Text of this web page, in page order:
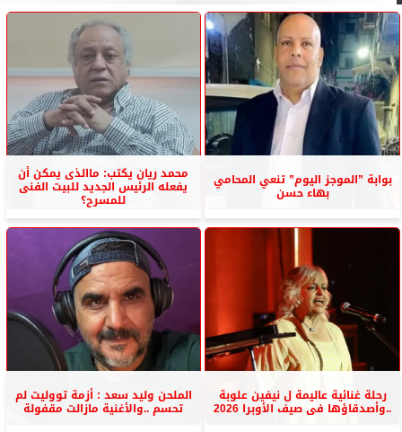
بوابة ”الموجز اليوم” تنعي المحامي
بهاء حسن
محمد ريان يكتب: ماالذى يمكن أن
يفعله الرئيس الجديد للبيت الفنى
للمسرح؟
رحلة غنائية عاليمة ل نيفين علوبة
..وأصدقاؤها فى صيف الأوبرا 2026
الملحن وليد سعد : أزمة تووليت لم
تحسم ..والأغنية مازالت مقفولة